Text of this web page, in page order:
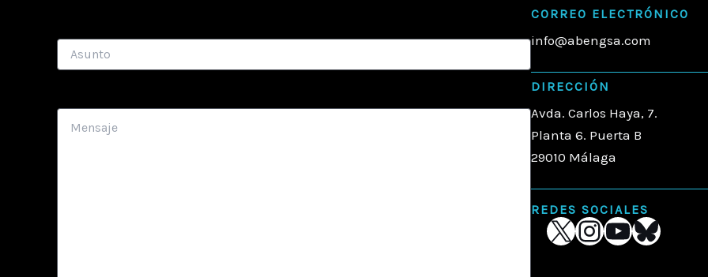
CORREO ELECTRÓNICO
info@abengsa.com
DIRECCIÓN
Avda. Carlos Haya, 7.
Planta 6. Puerta B
29010 Málaga
REDES SOCIALES
X Instagram
YouTube